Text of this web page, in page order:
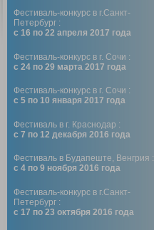
Фестиваль-конкурс в г.Санкт-
Петербург :
с 16 по 22 апреля 2017 года
Фестиваль-конкурс в г. Сочи :
с 24 по 29 марта 2017 года
Фестиваль-конкурс в г. Сочи :
с 5 по 10 января 2017 года
Фестиваль в г. Краснодар :
с 7 по 12 декабря 2016 года
Фестиваль в Будапеште, Венгрия :
с 4 по 9 ноября 2016 года
Фестиваль-конкурс в г.Санкт-
Петербург :
с 17 по 23 октября 2016 года